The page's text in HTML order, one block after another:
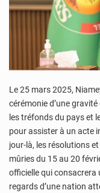
Le 25 mars 2025,
cérémonie d’une
les tréfonds du pays et
pour assister à un acte
jour-là, les résolutions
mûries du 15 au 20
officielle qui consacrera
regards d’une nation